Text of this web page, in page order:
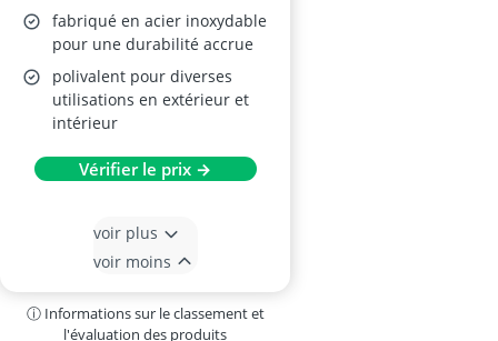
fabriqué en acier inoxydable
pour une durabilité accrue
polivalent pour diverses
utilisations en extérieur et
intérieur
Vérifier le prix →
voir plus
voir moins
ⓘ Informations sur le classement et
l'évaluation des produits